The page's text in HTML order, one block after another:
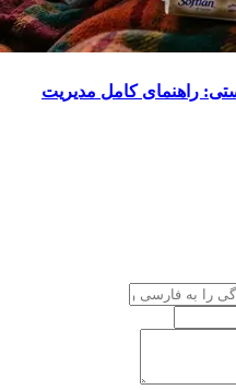
راهنمای کامل مدیریت